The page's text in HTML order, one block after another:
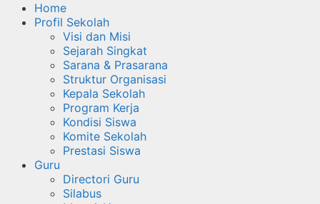
Home
Profil Sekolah
Visi dan Misi
Sejarah Singkat
Sarana & Prasarana
Struktur Organisasi
Kepala Sekolah
Program Kerja
Kondisi Siswa
Komite Sekolah
Prestasi Siswa
Guru
Directori Guru
Silabus